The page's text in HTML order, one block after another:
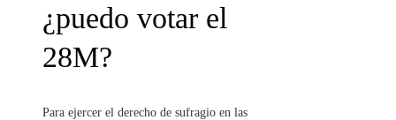
¿puedo votar el
28M?
Para ejercer el derecho de sufragio en las